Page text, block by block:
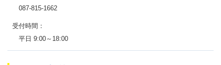
087-815-1662
受付時間：
平日 9:00～18:00